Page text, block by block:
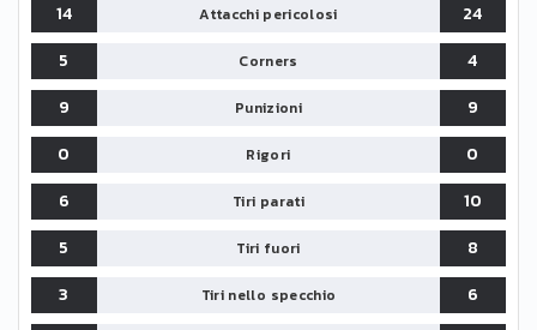
14
Attacchi pericolosi
24
5
Corners
4
9
Punizioni
9
0
Rigori
0
6
Tiri parati
10
5
Tiri fuori
8
3
Tiri nello specchio
6